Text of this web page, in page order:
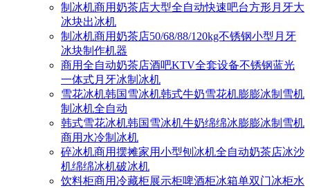
制冰机商用奶茶店大型全自动快速吧台方形月牙大
冰块出冰机
制冰机商用奶茶店50/68/88/120kg不锈钢小型月牙
冰块制作机器
商用全自动奶茶店酒吧KTV全套设备不锈钢蓝光
一体式月牙冰制冰机
雪花冰机韩国雪冰机韩式牛奶雪花机膨膨冰制雪机
制冰机全自动
韩式雪花冰机韩国雪冰机牛奶绵绵冰膨膨冰制雪机
商用水冷制冰机
碎冰机商用摆摊家用小型刨冰机全自动奶茶店冰沙
机绵绵冰机破冰机
饮料柜商用冷藏柜展示柜啤酒柜冰箱单双门冰柜水